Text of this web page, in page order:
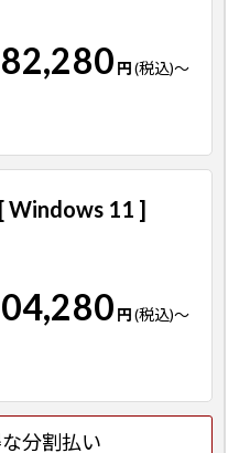
82,280 円(税込)～
Windows 11 ]
円(税込)～
分割払い